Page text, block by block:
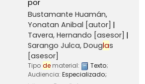
por
Bustamante Huamán,
Yonatan Anibal [autor]
Tavera, Hernando [asesor]
Sarango Julca, Douglas
[asesor]
Tipo dematerial: Texto;
Audiencia: Especializado;